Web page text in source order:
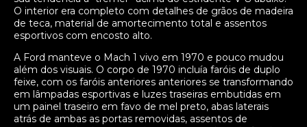
O interior era completo com detalhes de grãos de madeira
de teca, material de amortecimento total e assentos
esportivos com encosto alto.
A Ford manteve o Mach 1 vivo em 1970 e pouco mudou
além dos visuais. O corpo de 1970 incluía faróis de duplo
feixe, com os faróis anteriores anteriores se transformando
em lâmpadas esportivas e luzes traseiras embutidas em
um painel traseiro em favo de mel preto, abas laterais
atrás de ambas as portas removidas, assentos de